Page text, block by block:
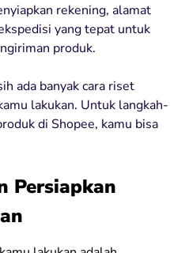
rekening, alamat
yang tepat untuk
produk.
ada banyak cara riset
lakukan. Untuk langkah-
di Shopee, kamu bisa
Persiapkan